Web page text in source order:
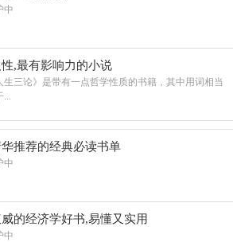
中
,最有影响力的小说
生三论》是带有一点哲学性质的书籍，其中用词相当
推荐的经典必读书单
中
的经济学好书,易懂又实用
中